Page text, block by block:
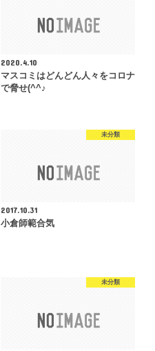
2020.4.10
マスコミはどんどん人々をコロナ
で脅せ(^^♪
未分類
2017.10.31
小倉師範合気
未分類